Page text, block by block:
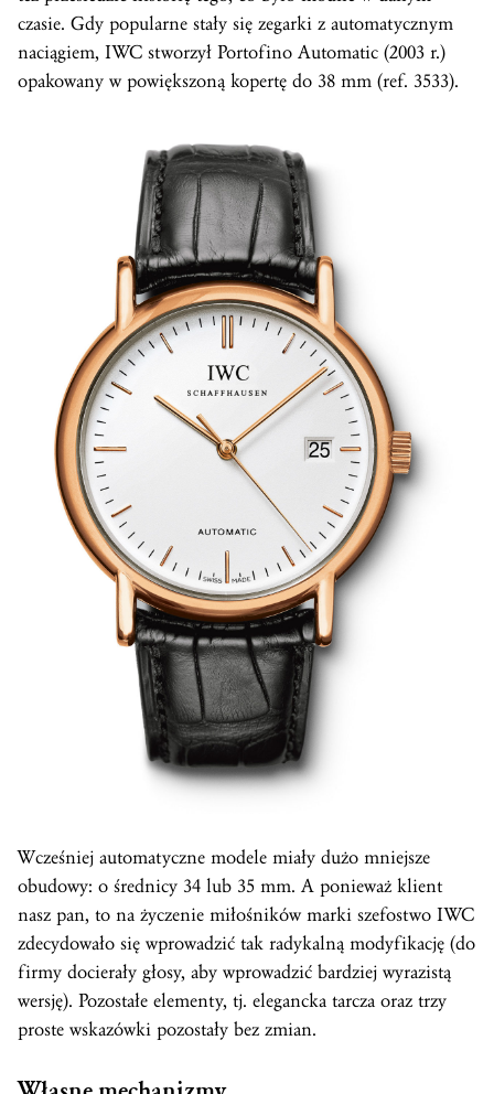
czasie. Gdy popularne stały się zegarki z automatycznym
naciągiem, IWC stworzył Portofino Automatic (2003 r.)
opakowany w powiększoną kopertę do 38 mm (ref. 3533).
Wcześniej automatyczne modele miały dużo mniejsze
obudowy: o średnicy 34 lub 35 mm. A ponieważ klient
nasz pan, to na życzenie miłośników marki szefostwo IWC
zdecydowało się wprowadzić tak radykalną modyfikację (do
firmy docierały głosy, aby wprowadzić bardziej wyrazistą
wersję). Pozostałe elementy, tj. elegancka tarcza oraz trzy
proste wskazówki pozostały bez zmian.